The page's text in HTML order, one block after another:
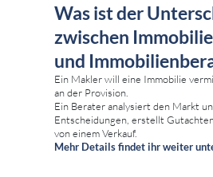
Was ist der
zwischen
und
Ein Makler will eine Immobilie
an der Provision.
Ein Berater analysiert den Markt
Entscheidungen, erstellt
von einem Verkauf.
Mehr Details findet ihr weiter